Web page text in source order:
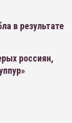
в результате
россиян,